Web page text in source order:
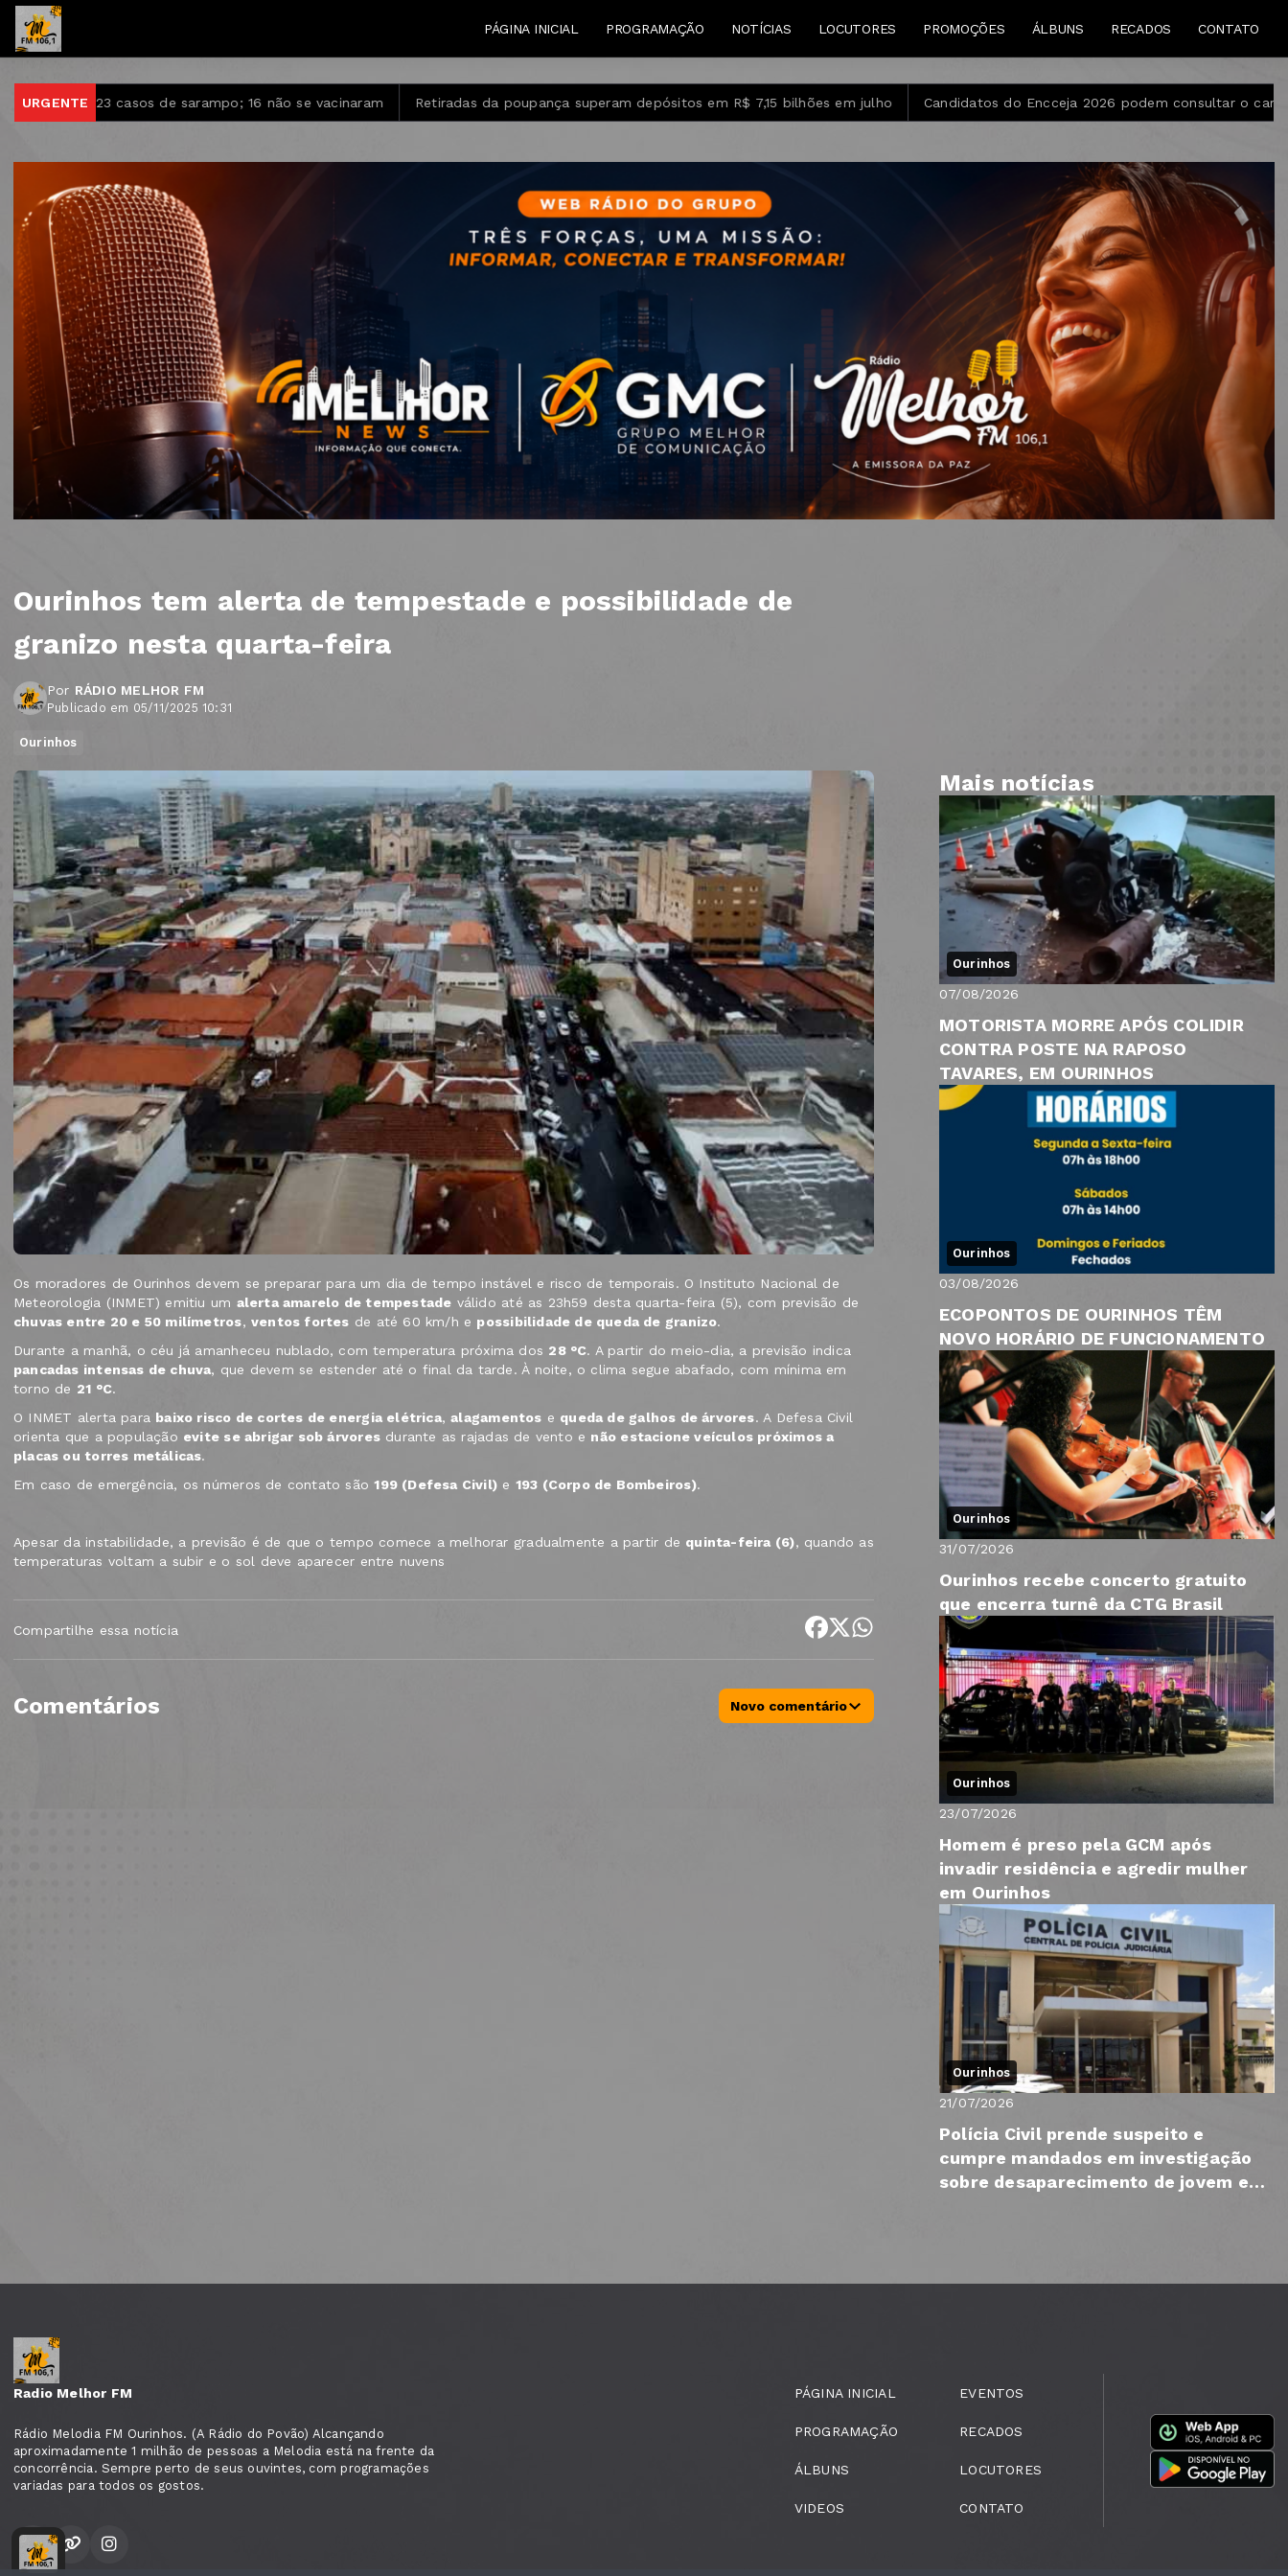
PÁGINA INICIAL PROGRAMAÇÃO NOTÍCIAS LOCUTORES PROMOÇÕES ÁLBUNS RECADOS CONTATO
URGENTE
sarampo; 16 não se vacinaram Retiradas da poupança superam depósitos em R$ 7,15 bilhões em julho Candidatos do Encceja 2026 podem consultar o cartão de inscrição
Ourinhos tem alerta de tempestade e possibilidade de
granizo nesta quarta-feira
Por RÁDIO MELHOR FM
Publicado em 05/11/2025 10:31
Ourinhos
Os moradores de Ourinhos devem se preparar para um dia de tempo instável e risco de temporais. O Instituto Nacional de
Meteorologia (INMET) emitiu um alerta amarelo de tempestade válido até as 23h59 desta quarta-feira (5), com previsão de
chuvas entre 20 e 50 milímetros, ventos fortes de até 60 km/h e possibilidade de queda de granizo.
Durante a manhã, o céu já amanheceu nublado, com temperatura próxima dos 28 °C. A partir do meio-dia, a previsão indica
pancadas intensas de chuva, que devem se estender até o final da tarde. À noite, o clima segue abafado, com mínima em
torno de 21 °C.
O INMET alerta para baixo risco de cortes de energia elétrica,alagamentos e queda de galhos de árvores. A Defesa Civil
orienta que a população evite se abrigar sob árvoresdurante as rajadas de vento e não estacione veículos próximos a
placas ou torres metálicas.
Em caso de emergência, os números de contato são199 (Defesa Civil) e 193 (Corpo de Bombeiros).
Apesar da instabilidade, a previsão é de que o tempo comece a melhorar gradualmente a partir de quinta-feira (6), quando as
temperaturas voltam a subir e o sol deve aparecer entre nuvens
Compartilhe essa notícia
Comentários Novo comentário
Mais notícias
Ourinhos
07/08/2026
MOTORISTA MORRE APÓS COLIDIR
CONTRA POSTE NA RAPOSO
TAVARES, EM OURINHOS
Ourinhos
03/08/2026
ECOPONTOS DE OURINHOS TÊM
NOVO HORÁRIO DE FUNCIONAMENTO
Ourinhos
31/07/2026
Ourinhos recebe concerto gratuito
que encerra turnê da CTG Brasil
Ourinhos
23/07/2026
Homem é preso pela GCM após
invadir residência e agredir mulher
em Ourinhos
Ourinhos
21/07/2026
Polícia Civil prende suspeito e
cumpre mandados em investigação
sobre desaparecimento de jovem em
Radio Melhor FM
Rádio Melodia FM Ourinhos. (A Rádio do Povão) Alcançando
aproximadamente 1 milhão de pessoas a Melodia está na frente da
concorrência. Sempre perto de seus ouvintes, com programações
variadas para todos os gostos.
PÁGINA INICIAL
PROGRAMAÇÃO
ÁLBUNS
VIDEOS
EVENTOS
RECADOS
LOCUTORES
CONTATO